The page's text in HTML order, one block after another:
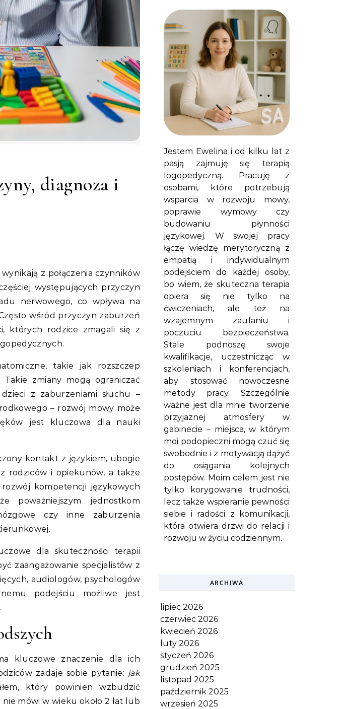
diagnoza i
z połączenia czynników
występujących przyczyn
nerwowego, co wpływa na
wśród przyczyn zaburzeń
których rodzice zmagali się z
takie jak rozszczep
Takie zmiany mogą ograniczać
z zaburzeniami słuchu –
– rozwój mowy może
jest kluczowa dla nauki
kontakt z językiem, ubogie
rodziców i opiekunów, a także
kompetencji językowych
poważniejszym jednostkom
czy inne zaburzenia
dla skuteczności terapii
zaangażowanie specjalistów z
audiologów, psychologów
podejściu możliwe jest
kluczowe znaczenie dla ich
zadaje sobie pytanie: jak
który powinien wzbudzić
nie mówi w wieku około 2 lat lub
Jestem Ewelina i od kilku lat z
pasją zajmuję się terapią
logopedyczną. Pracuję z
osobami, które potrzebują
wsparcia w rozwoju mowy,
poprawie wymowy czy
budowaniu płynności
językowej. W swojej pracy
łączę wiedzę merytoryczną z
empatią i indywidualnym
podejściem do każdej osoby,
bo wiem, że skuteczna terapia
opiera się nie tylko na
ćwiczeniach, ale też na
wzajemnym zaufaniu i
poczuciu bezpieczeństwa.
Stale podnoszę swoje
kwalifikacje, uczestnicząc w
szkoleniach i konferencjach,
aby stosować nowoczesne
metody pracy. Szczególnie
ważne jest dla mnie tworzenie
przyjaznej atmosfery w
gabinecie – miejsca, w którym
moi podopieczni mogą czuć się
swobodnie i z motywacją dążyć
do osiągania kolejnych
postępów. Moim celem jest nie
tylko korygowanie trudności,
lecz także wspieranie pewności
siebie i radości z komunikacji,
która otwiera drzwi do relacji i
rozwoju w życiu codziennym.
ARCHIWA
lipiec 2026
czerwiec 2026
kwiecień 2026
luty 2026
styczeń 2026
grudzień 2025
listopad 2025
październik 2025
wrzesień 2025